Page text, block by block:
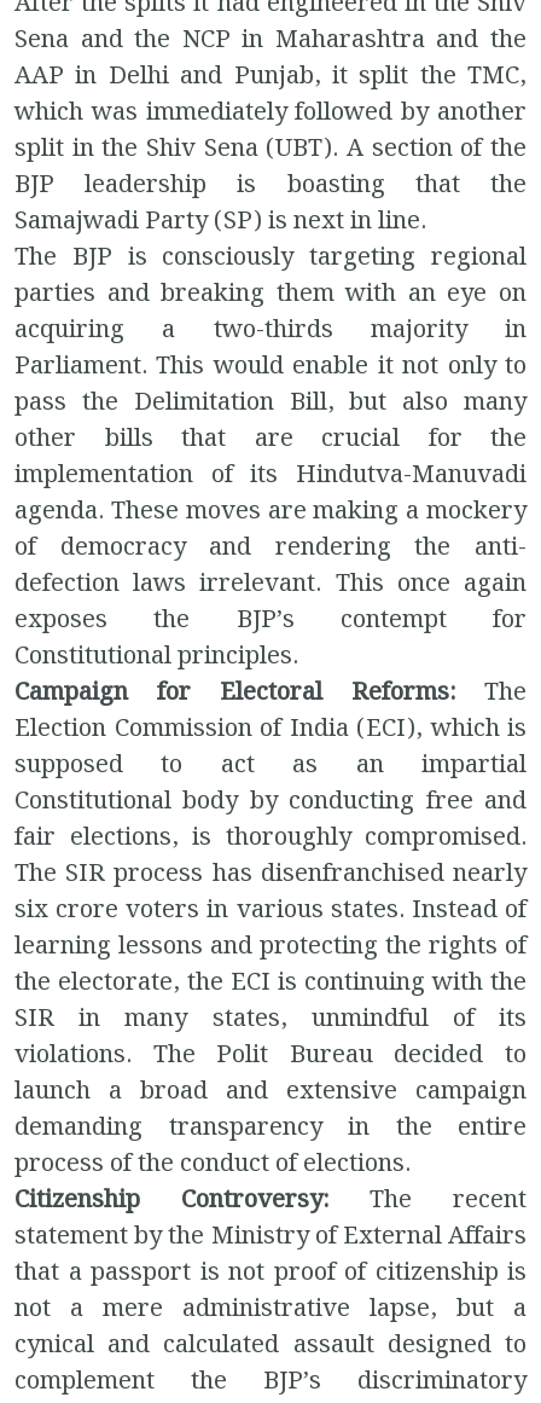
Sena and the NCP in Maharashtra and the
AAP in Delhi and Punjab, it split the TMC,
which was immediately followed by another
split in the Shiv Sena (UBT). A section of the
BJP leadership is boasting that the
Samajwadi Party (SP) is next in line.
The BJP is consciously targeting regional
parties and breaking them with an eye on
acquiring a two-thirds majority in
Parliament. This would enable it not only to
pass the Delimitation Bill, but also many
other bills that are crucial for the
implementation of its Hindutva-Manuvadi
agenda. These moves are making a mockery
of democracy and rendering the anti-
defection laws irrelevant. This once again
exposes the BJP’s contempt for
Constitutional principles.
Campaign for Electoral Reforms: The
Election Commission of India (ECI), which is
supposed to act as an impartial
Constitutional body by conducting free and
fair elections, is thoroughly compromised.
The SIR process has disenfranchised nearly
six crore voters in various states. Instead of
learning lessons and protecting the rights of
the electorate, the ECI is continuing with the
SIR in many states, unmindful of its
violations. The Polit Bureau decided to
launch a broad and extensive campaign
demanding transparency in the entire
process of the conduct of elections.
Citizenship Controversy: The recent
statement by the Ministry of External Affairs
that a passport is not proof of citizenship is
not a mere administrative lapse, but a
cynical and calculated assault designed to
complement the BJP’s discriminatory